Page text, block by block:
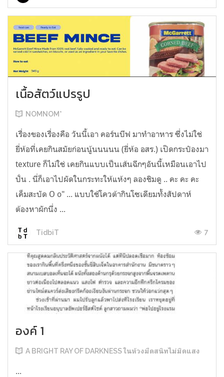
เนื้อสัตว์แปรรูป
NOMNOM*
เรื่องของเรื่องคือ วันนี้เอา คอร์นบีฟ มาทำอาหาร ซึ่งไม่ใช่
ยี่ห้อที่เคยกินสมัยก่อนนู้นนนนน (ยี่ห้อ อสร.) เปิดกระป๋องมา
texture ก็ไม่ใช่ เคยกินแบบเป็นเส้นฉีกๆอันนี้เหมือนเอาไป
ปั่น . นี่ก็เอาไปผัดในกระทะให้แห้งๆ ลองชิมดู .. คะ คะ คะ
เค็มสะบัด O o" ... แบบใช้โควต้ากินโซเดียมทั้งสัปดาห์
ต้องหาผักนึ่ง ...
TidbiT 7
องค์ 1
A BRIGHT RAY OF DARKNESS ในห้วงมืดสนิทไม่มิดแสง
...